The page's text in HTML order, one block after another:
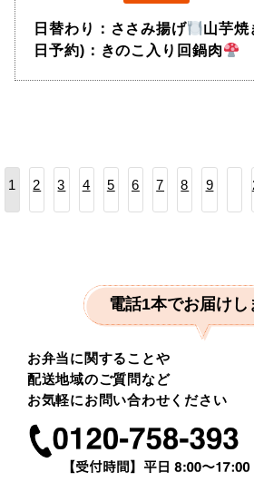
日替わり：ささみ揚げ
山芋
日予約)：きのこ入り回鍋肉
1 2 3 4 5 6 7 8 9
電話1本でお届けし
お弁当に関することや
配送地域のご質問など
お気軽にお問い合わせください